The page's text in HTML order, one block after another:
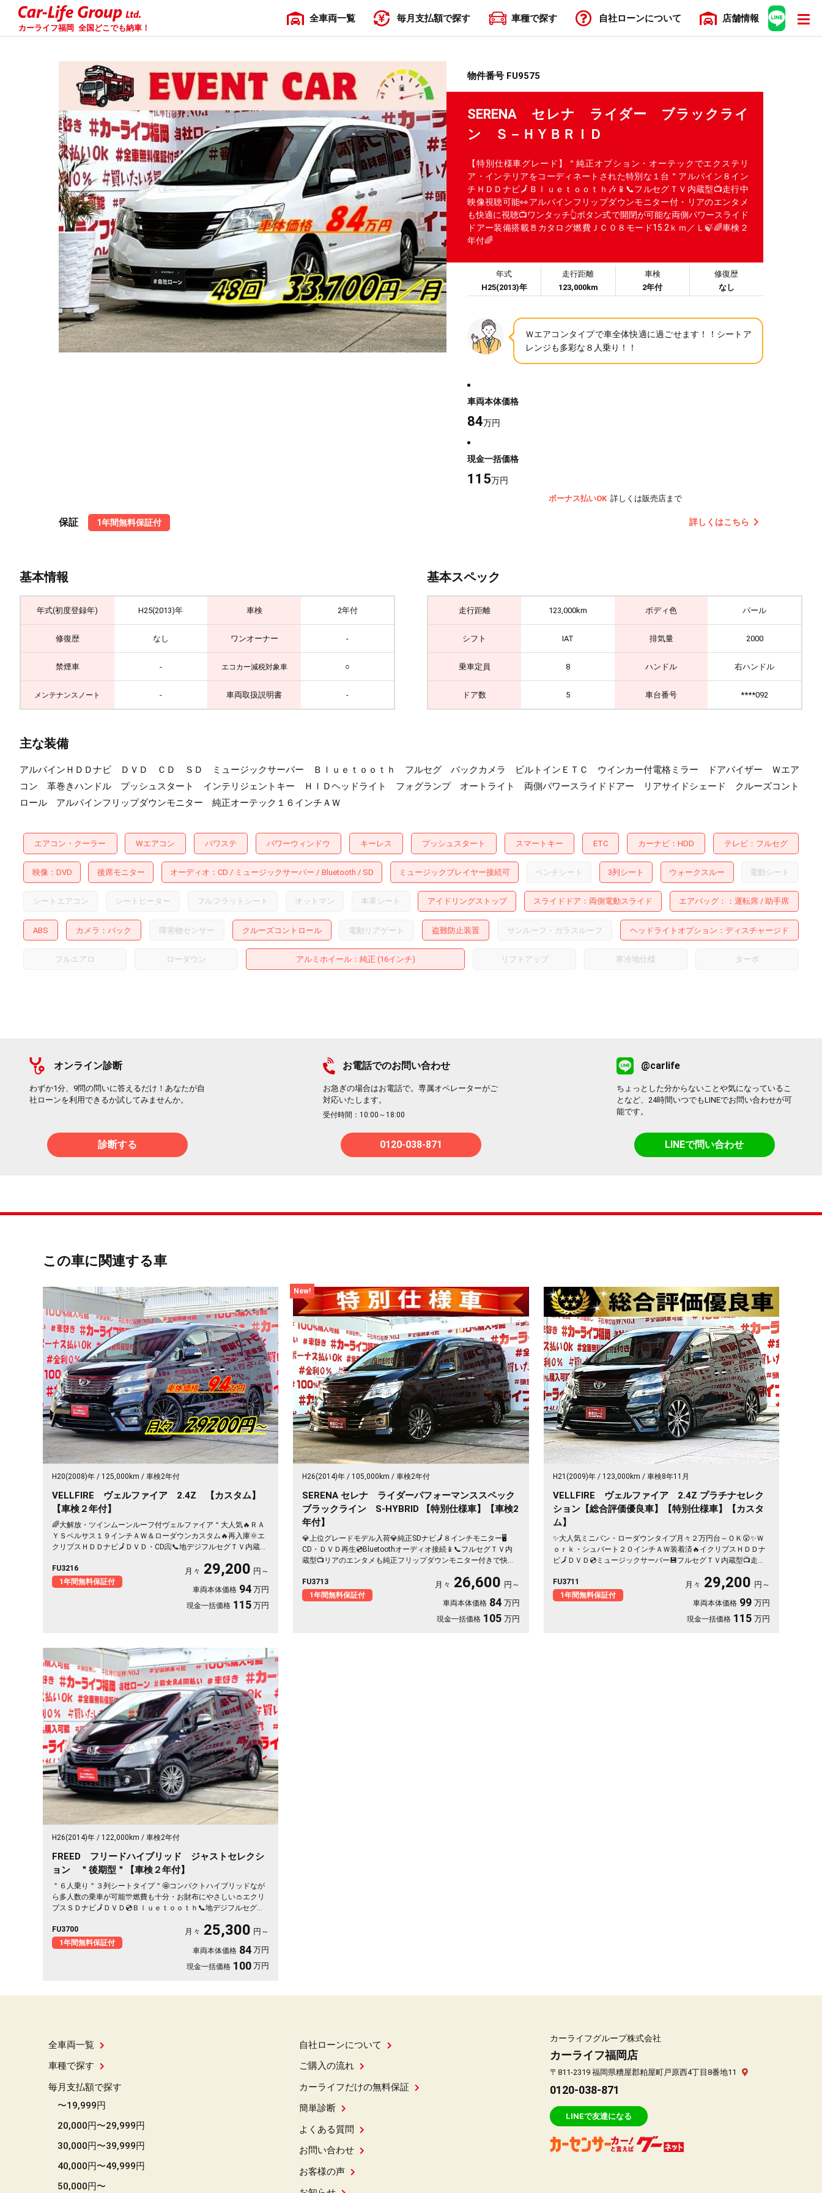
カーライフ福岡 全国どこでも納車！
全車両一覧 毎月支払額で探す 車種で探す 自社ローンについて 店舗情報
物件番号 FU9575
SERENA セレナ ライダー ブラックライ
ン Ｓ－ＨＹＢＲＩＤ
【特別仕様車グレード】＂純正オプション・オーテックでエクステリ
ア・インテリアをコーディネートされた特別な１台＂アルパイン８イン
チＨＤＤナビ🗾Ｂｌｕｅｔｏｏｔｈ🎶📱📞フルセグＴＶ内蔵型📺走行中
映像視聴可能👀アルパインフリップダウンモニター付・リアのエンタメ
も快適に視聴📺ワンタッチ👆ボタン式で開閉が可能な両側パワースライド
ドアー装備搭載🚪カタログ燃費ＪＣ０８モード15.2ｋｍ／Ｌ🍃🌈車検２
年付🌈
年式
H25(2013)年
走行距離
123,000km
車検
2年付
修復歴
なし
Ｗエアコンタイプで車全体快適に過ごせます！！シートア
レンジも多彩な８人乗り！！
車両本体価格
84万円
現金一括価格
115万円
ボーナス払いOK 詳しくは販売店まで
保証 1年間無料保証付 詳しくはこちら
基本情報
年式(初度登録年) H25(2013)年 車検 2年付
修復歴 なし ワンオーナー -
禁煙車 - エコカー減税対象車 ○
メンテナンスノート - 車両取扱説明書 -
基本スペック
走行距離 123,000km ボディ色 パール
シフト IAT 排気量 2000
乗車定員 8 ハンドル 右ハンドル
ドア数 5 車台番号 ****092
主な装備
アルパインＨＤＤナビ ＤＶＤ ＣＤ ＳＤ ミュージックサーバー Ｂｌｕｅｔｏｏｔｈ フルセグ バックカメラ ビルトインＥＴＣ ウインカー付電格ミラー ドアバイザー Ｗエア
コン 革巻きハンドル プッシュスタート インテリジェントキー ＨＩＤヘッドライト フォグランプ オートライト 両側パワースライドドアー リアサイドシェード クルーズコント
ロール アルパインフリップダウンモニター 純正オーテック１６インチＡＷ
エアコン・クーラー Wエアコン パワステ パワーウィンドウ キーレス プッシュスタート スマートキー ETC カーナビ HDD テレビ フルセグ
映像 DVD 後席モニター オーディオ CD ミュージックサーバー Bluetooth SD ミュージックプレイヤー接続可 ベンチシート 3列シート ウォークスルー 電動シート
シートエアコン シートヒーター フルフラットシート オットマン 本革シート アイドリングストップ スライドドア 両側電動スライド エアバッグ： 運転席 助手席
ABS カメラ バック 障害物センサー クルーズコントロール 電動リアゲート 盗難防止装置 サンルーフ・ガラスルーフ ヘッドライトオプション ディスチャージド
フルエアロ ローダウン アルミホイール：純正 (16インチ) リフトアップ 寒冷地仕様 ターボ
オンライン診断
わずか1分、9問の問いに答えるだけ！あなたが自
社ローンを利用できるか試してみませんか。
診断する
お電話でのお問い合わせ
お急ぎの場合はお電話で。専属オペレーターがご
対応いたします。
受付時間：10:00～18:00
0120-038-871
@carlife
ちょっとした分からないことや気になっているこ
となど、24時間いつでもLINEでお問い合わせが可
能です。
LINEで問い合わせ
この車に関連する車
H20(2008)年 125,000km 車検2年付
VELLFIRE ヴェルファイア 2.4Z 【カスタム】
【車検２年付】
🌈大解放・ツインムーンルーフ付ヴェルファイア＂大人気🔥ＲＡ
ＹＳベルサス１９インチＡＷ＆ローダウンカスタム🔥再入庫🌞エ
クリプスＨＤＤナビ🗾ＤＶＤ・CD📀📞地デジフルセグＴＶ内蔵型
乗りオットマン付きキャプテンシート💺・アルパインフリップダ
ウンモニター搭載📺⚡多数装備付きの人気ミニバン・月々２万円
FU3216
1年間無料保証付
月々 29,200 円～
車両本体価格 94 万円
現金一括価格 115 万円
New!
H26(2014)年 105,000km 車検2年付
SERENA セレナ ライダーパフォーマンススペック
ブラックライン S-HYBRID 【特別仕様車】【車検2
年付】
💎上位グレードモデル入荷💎純正SDナビ🗾８インチモニター🖥️
CD・ＤＶＤ再生💿Bluetoothオーディオ接続📱📞フルセグＴＶ内
蔵型📺リアのエンタメも純正フリップダウンモニター付きで快適
ーシートでアレンジ性も多彩💺クルーズコントロール装備🌈納車
時新品タイヤ装着🛞🚗
FU3713
1年間無料保証付
月々 26,600 円～
車両本体価格 84 万円
現金一括価格 105 万円
H21(2009)年 123,000km 車検8年11月
VELLFIRE ヴェルファイア 2.4Z プラチナセレク
ション【総合評価優良車】【特別仕様車】【カスタ
ム】
✨大人気ミニバン・ローダウンタイプ月々２万円台～ＯＫ😲✨Ｗ
ｏｒｋ・シュバート２０インチＡＷ装着済🔥イクリプスＨＤＤナ
ビ🗾ＤＶＤ💿ミュージックサーバー💾フルセグＴＶ内蔵型📺走行
のセカンドシート💺両側パワースライドドアー🚪＆パワーバック
ドアーでボタン・リモコン楽々開閉🔘🌈
FU3711
1年間無料保証付
月々 29,200 円～
車両本体価格 99 万円
現金一括価格 115 万円
H26(2014)年 122,000km 車検2年付
FREED フリードハイブリッド ジャストセレクシ
ョン ＂後期型＂【車検２年付】
＂６人乗り＂３列シートタイプ＂🤩コンパクトハイブリッドなが
ら多人数の乗車が可能🎊燃費も十分・お財布にやさしい👛エクリ
プスＳＤナビ🗾ＤＶＤ💿Ｂｌｕｅｔｏｏｔｈ📞地デジフルセグＴ
降り楽々✨スマートキータイプで鍵の開け閉めもワンタッチ👆ク
ルーズコントロール機能付・高速道路も運転楽々👏ＨＩＤヘッド
ライト＆ＬＥＤフォグランプ付で夜間視野確保🔦
FU3700
1年間無料保証付
月々 25,300 円～
車両本体価格 84 万円
現金一括価格 100 万円
全車両一覧
車種で探す
毎月支払額で探す
〜19,999円
20,000円〜29,999円
30,000円〜39,999円
40,000円〜49,999円
50,000円〜
自社ローンについて
ご購入の流れ
カーライフだけの無料保証
簡単診断
よくある質問
お問い合わせ
お客様の声
カーライフグループ株式会社
カーライフ福岡店
〒811-2319 福岡県糟屋郡粕屋町戸原西4丁目8番地11
0120-038-871
LINEで友達になる